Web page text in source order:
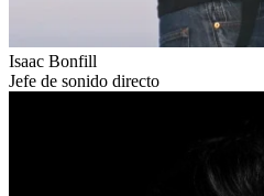
Isaac Bonfill
Jefe de sonido directo